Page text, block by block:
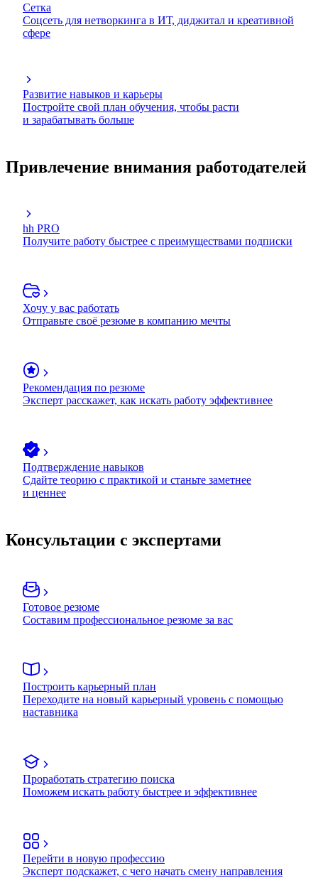
Сетка
Соцсеть для нетворкинга в ИТ, диджитал и креативной
сфере
Развитие навыков и карьеры
Постройте свой план обучения, чтобы расти
и зарабатывать больше
Привлечение внимания работодателей
hh PRO
Получите работу быстрее с преимуществами подписки
Хочу у вас работать
Отправьте своё резюме в компанию мечты
Рекомендация по резюме
Эксперт расскажет, как искать работу эффективнее
Подтверждение навыков
Сдайте теорию с практикой и станьте заметнее
и ценнее
Консультации с экспертами
Готовое резюме
Составим профессиональное резюме за вас
Построить карьерный план
Переходите на новый карьерный уровень с помощью
наставника
Проработать стратегию поиска
Поможем искать работу быстрее и эффективнее
Перейти в новую профессию
Эксперт подскажет, с чего начать смену направления